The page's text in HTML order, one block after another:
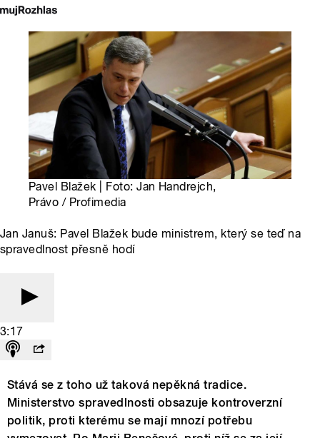
Pavel Blažek | Foto: Jan Handrejch,
Právo / Profimedia
Jan Januš: Pavel Blažek bude ministrem, který se teď na
spravedlnost přesně hodí
3:17
Stává se z toho už taková nepěkná tradice.
Ministerstvo spravedlnosti obsazuje kontroverzní
politik, proti kterému se mají mnozí potřebu